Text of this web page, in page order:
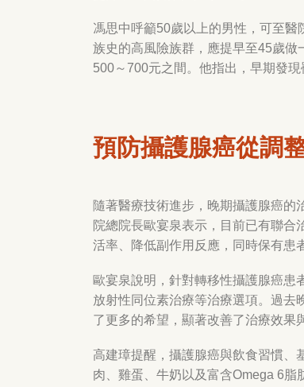
馮思中呼籲50歲以上的男性，可至醫
族史的高風險族群，應提早至45歲做
500～ 700元之間。他指出，早期發
預防攝護腺癌從調
隨著醫療技術進步，晚期攝護腺癌的
院總院長歐宴泉表示，目前已有聯
活率、降低副作用反應，同時保有患
歐宴泉說明，針對轉移性攝護腺癌患
放射性同位素治療等治療選項。過去
了更多的希望，顯著改善了治療效果
高建璋提醒，攝護腺癌與飲食習慣、
肉、雞蛋、牛奶以及富含Omega 6 脂